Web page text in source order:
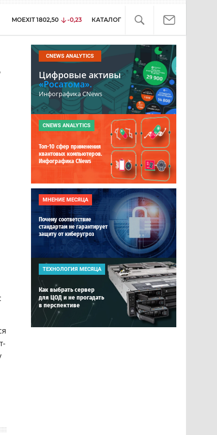
MOEXIT 1802,50 -0,23 КАТАЛОГ
CNEWS ANALYTICS
Цифровые активы
«Росатома».
Инфографика CNews
CNEWS ANALYTICS
Топ-10 сфер применения
квантовых компьютеров.
Инфографика CNews
МНЕНИЕ МЕСЯЦА
Почему соответствие
стандартам не гарантирует
защиту от киберугроз
ТЕХНОЛОГИЯ МЕСЯЦА
Как выбрать сервер
для ЦОД и не прогадать
в перспективе